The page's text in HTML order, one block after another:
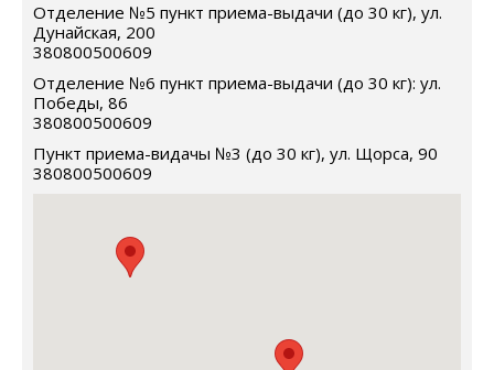
Отделение №5 пункт приема-выдачи (до 30 кг), ул.
Дунайская, 200
380800500609
Отделение №6 пункт приема-выдачи (до 30 кг): ул.
Победы, 86
380800500609
Пункт приема-видачы №3 (до 30 кг), ул. Щорса, 90
380800500609